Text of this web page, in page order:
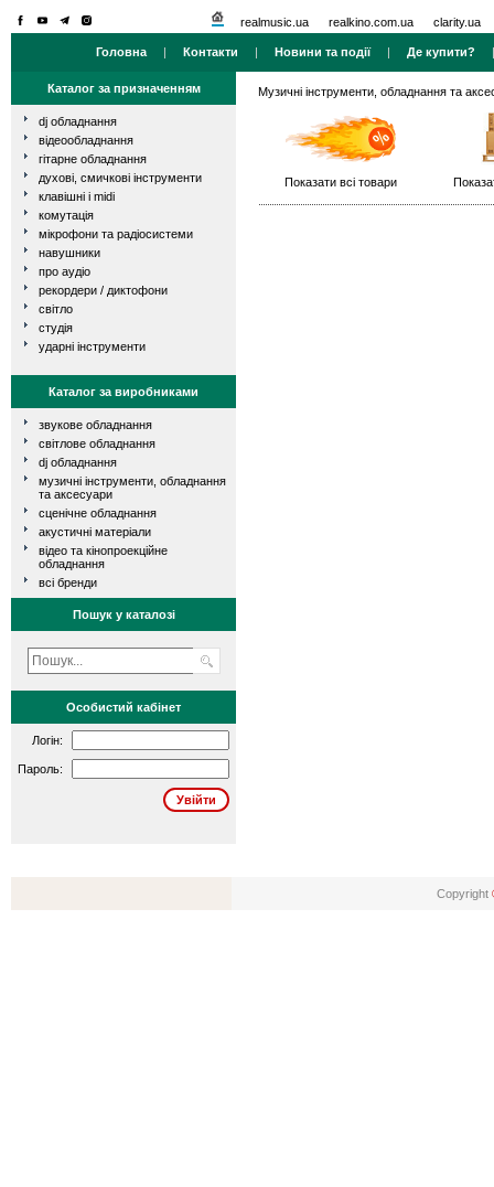
realmusic.ua realkino.com.ua clarity.ua
Головна | Контакти | Новини та події| Де купити?
Каталог за призначенням
dj обладнання
відеообладнання
гітарне обладнання
духові, смичкові інструменти
клавішні і midi
комутація
мікрофони та радіосистеми
навушники
про аудіо
рекордери / диктофони
світло
студія
ударні інструменти
Каталог за виробниками
звукове обладнання
світлове обладнання
dj обладнання
музичні інструменти, обладнання
та аксесуари
сценічне обладнання
акустичні матеріали
відео та кінопроекційне
обладнання
всі бренди
Пошук у каталозі
Особистий кабінет
Логін:
Пароль:
Музичні інструменти, обладнання та
Показати всі товари
Copyright